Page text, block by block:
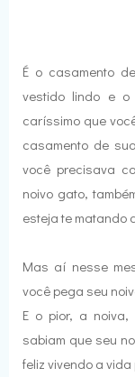
É o casamento
vestido lindo e o
caríssimo que
casamento de
você precisava
noivo gato,
esteja te matando
Mas aí nesse
você pega seu
E o pior, a
sabiam que seu
feliz vivendo a vida